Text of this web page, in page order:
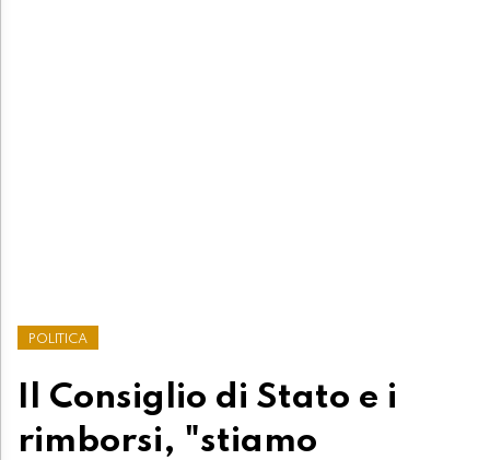
POLITICA
Il Consiglio di Stato e i
rimborsi, "stiamo